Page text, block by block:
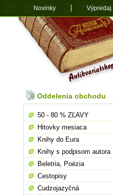
Oddelenia obchodu
50 - 80 % ZĽAVY
Hitovky mesiaca
Knihy do Eura
Knihy s podpisom autora
Beletria, Poézia
Cestopisy
Cudzojazyčná
Novinky Výpredaj